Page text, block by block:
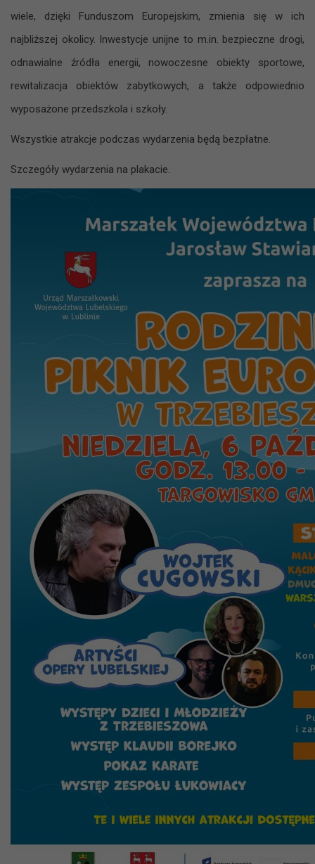
wiele, dzięki Funduszom Europejskim, zmienia się w ich
najbliższej okolicy. Inwestycje unijne to m.in. bezpieczne drogi,
odnawialne źródła energii, nowoczesne obiekty sportowe,
rewitalizacja obiektów zabytkowych, a także odpowiednio
wyposażone przedszkola i szkoły.
Wszystkie atrakcje podczas wydarzenia będą bezpłatne.
Szczegóły wydarzenia na plakacie.